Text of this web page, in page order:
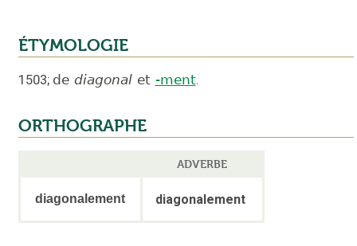
ÉTYMOLOGIE
1503; de diagonal et -ment.
ORTHOGRAPHE
ADVERBE
diagonalement diagonalement